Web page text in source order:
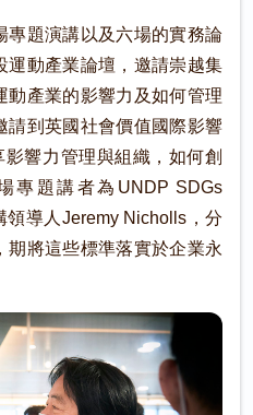
專題演講以及六場的實務論
運動產業論壇，邀請崇越集
動產業的影響力及如何管理
請到英國社會價值國際影響
響力管理與組織，如何創
專題講者為UNDP SDGs
領導人Jeremy Nicholls，分
將這些標準落實於企業永